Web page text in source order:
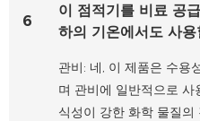
6
이 점적기를 비료 공
하의 기온에서도 사
관비: 네, 이 제품은 수용
며 관비에 일반적으로 사
식성이 강한 화학 물질